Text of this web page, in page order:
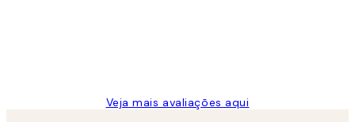
Veja mais avaliações aqui